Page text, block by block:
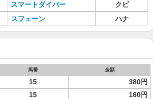
スマートダイバー
クビ
スフェーン ハナ
馬番 金額
15 380円
15
160円